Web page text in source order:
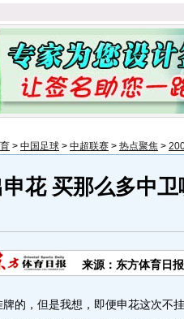
> 中国足球 > 中超联赛 > 热点聚焦 >
花 买那么多中卫
来源：东方体育日报
，但是我想，即便申花这次不